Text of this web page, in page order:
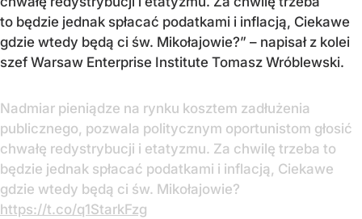
to będzie jednak spłacać podatkami i inflacją, Ciekawe
gdzie wtedy będą ci św. Mikołajowie?” – napisał z kolei
szef Warsaw Enterprise Institute Tomasz Wróblewski.
Nadmiar pieniądze na rynku kosztem zadłużenia
publicznego, pozwala politycznym oportunistom głosić
chwałę redystrybucji i etatyzmu. Za chwilę trzeba to
będzie jednak spłacać podatkami i inflacją, Ciekawe
gdzie wtedy będą ci św. Mikołajowie?
https://t.co/q1StarkFzg